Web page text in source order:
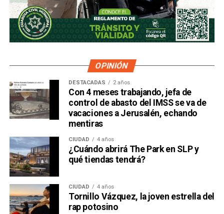
OPINIÓN
DESTACADAS 2 años
Con 4 meses trabajando, jefa de
control de abasto del IMSS se va de
vacaciones a Jerusalén, echando
mentiras
CIUDAD 4 años
¿Cuándo abrirá The Park en SLP y
qué tiendas tendrá?
CIUDAD 4 años
Tornillo Vázquez, la joven estrella del
rap potosino